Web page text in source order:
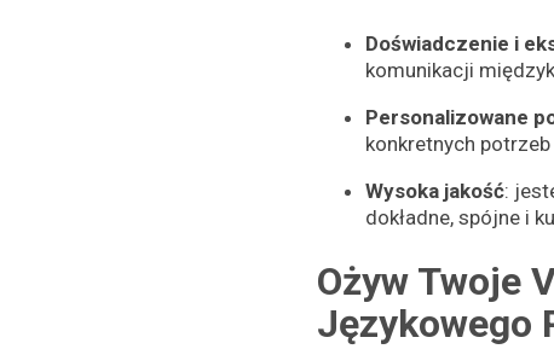
Doświadczenie i
komunikacji
Personalizowane
konkretnych
Wysoka jakość:
dokładne, spójne i
Ożyw Twoje
Językowego